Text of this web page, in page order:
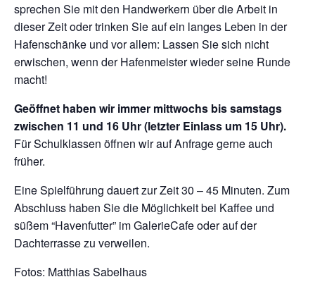
sprechen Sie mit den Handwerkern über die Arbeit in
dieser Zeit oder trinken Sie auf ein langes Leben in der
Hafenschänke und vor allem: Lassen Sie sich nicht
erwischen, wenn der Hafenmeister wieder seine Runde
macht!
Geöffnet haben wir immer mittwochs bis samstags
zwischen 11 und 16 Uhr (letzter Einlass um 15 Uhr).
Für Schulklassen öffnen wir auf Anfrage gerne auch
früher.
Eine Spielführung dauert zur Zeit 30 – 45 Minuten. Zum
Abschluss haben Sie die Möglichkeit bei Kaffee und
süßem “Havenfutter” im GalerieCafe oder auf der
Dachterrasse zu verweilen.
Fotos: Matthias Sabelhaus